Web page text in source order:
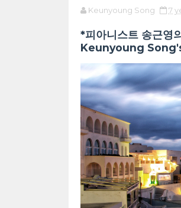
Keunyoung Song 7
*피아니스트 송근
Keunyoung